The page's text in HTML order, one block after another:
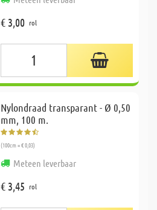
€ 3,00 rol
Nylondraad transparant - Ø 0,50
mm, 100 m.
(100cm = € 0,03)
Meteen leverbaar
€ 3,45 rol